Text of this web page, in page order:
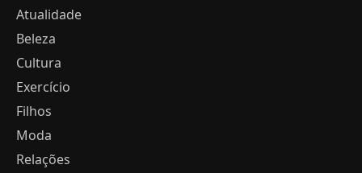
Atualidade
Beleza
Cultura
Exercício
Filhos
Moda
Relações